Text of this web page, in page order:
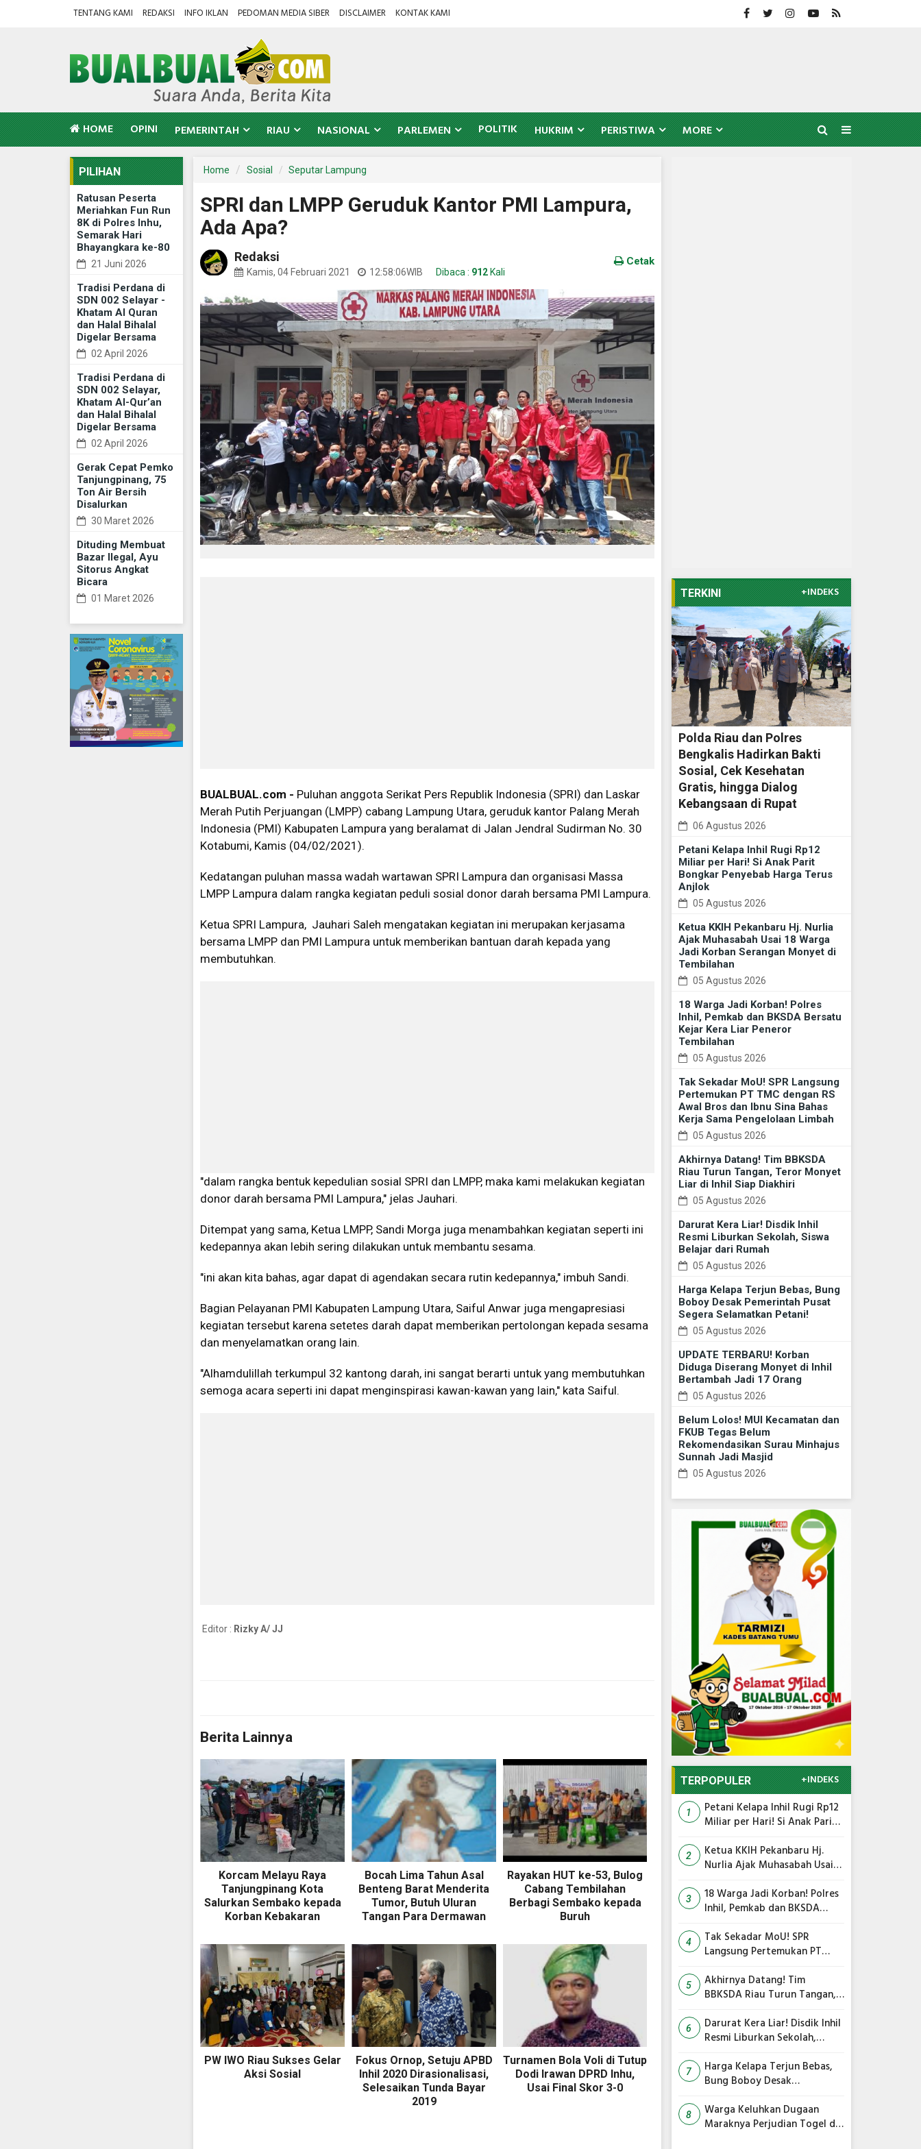
TENTANG KAMI REDAKSI INFO IKLAN PEDOMAN MEDIA SIBER DISCLAIMER KONTAK KAMI
HOME OPINI PEMERINTAH RIAU NASIONAL PARLEMEN POLITIK HUKRIM PERISTIWA MORE
PILIHAN
Ratusan Peserta
Meriahkan Fun Run
8K di Polres Inhu,
Semarak Hari
Bhayangkara ke-80
21 Juni 2026
Tradisi Perdana di
SDN 002 Selayar -
Khatam Al Quran
dan Halal Bihalal
Digelar Bersama
02 April 2026
Tradisi Perdana di
SDN 002 Selayar,
Khatam Al-Qur’an
dan Halal Bihalal
Digelar Bersama
02 April 2026
Gerak Cepat Pemko
Tanjungpinang, 75
Ton Air Bersih
Disalurkan
30 Maret 2026
Dituding Membuat
Bazar Ilegal, Ayu
Sitorus Angkat
Bicara
01 Maret 2026
Home Sosial Seputar Lampung
SPRI dan LMPP Geruduk Kantor PMI Lampura,
Ada Apa?
Redaksi
Kamis, 04 Februari 2021 12:58:06WIB Dibaca : 912 Kali
Cetak
BUALBUAL.com - Puluhan anggota Serikat Pers Republik Indonesia (SPRI) dan Laskar
Merah Putih Perjuangan (LMPP) cabang Lampung Utara, geruduk kantor Palang Merah
Indonesia (PMI) Kabupaten Lampura yang beralamat di Jalan Jendral Sudirman No. 30
Kotabumi, Kamis (04/02/2021).
Kedatangan puluhan massa wadah wartawan SPRI Lampura dan organisasi Massa
LMPP Lampura dalam rangka kegiatan peduli sosial donor darah bersama PMI Lampura.
Ketua SPRI Lampura, Jauhari Saleh mengatakan kegiatan ini merupakan kerjasama
bersama LMPP dan PMI Lampura untuk memberikan bantuan darah kepada yang
membutuhkan.
"dalam rangka bentuk kepedulian sosial SPRI dan LMPP, maka kami melakukan kegiatan
donor darah bersama PMI Lampura," jelas Jauhari.
Ditempat yang sama, Ketua LMPP, Sandi Morga juga menambahkan kegiatan seperti ini
kedepannya akan lebih sering dilakukan untuk membantu sesama.
"ini akan kita bahas, agar dapat di agendakan secara rutin kedepannya," imbuh Sandi.
Bagian Pelayanan PMI Kabupaten Lampung Utara, Saiful Anwar juga mengapresiasi
kegiatan tersebut karena setetes darah dapat memberikan pertolongan kepada sesama
dan menyelamatkan orang lain.
"Alhamdulillah terkumpul 32 kantong darah, ini sangat berarti untuk yang membutuhkan
semoga acara seperti ini dapat menginspirasi kawan-kawan yang lain," kata Saiful.
Editor : Rizky A/ JJ
Berita Lainnya
Korcam Melayu Raya
Tanjungpinang Kota
Salurkan Sembako kepada
Korban Kebakaran
Bocah Lima Tahun Asal
Benteng Barat Menderita
Tumor, Butuh Uluran
Tangan Para Dermawan
Rayakan HUT ke-53, Bulog
Cabang Tembilahan
Berbagi Sembako kepada
Buruh
PW IWO Riau Sukses Gelar
Aksi Sosial
Fokus Ornop, Setuju APBD
Inhil 2020 Dirasionalisasi,
Selesaikan Tunda Bayar
2019
Turnamen Bola Voli di Tutup
Dodi Irawan DPRD Inhu,
Usai Final Skor 3-0
TERKINI +INDEKS
Polda Riau dan Polres
Bengkalis Hadirkan Bakti
Sosial, Cek Kesehatan
Gratis, hingga Dialog
Kebangsaan di Rupat
06 Agustus 2026
Petani Kelapa Inhil Rugi Rp12
Miliar per Hari! Si Anak Parit
Bongkar Penyebab Harga Terus
Anjlok
05 Agustus 2026
Ketua KKIH Pekanbaru Hj. Nurlia
Ajak Muhasabah Usai 18 Warga
Jadi Korban Serangan Monyet di
Tembilahan
05 Agustus 2026
18 Warga Jadi Korban! Polres
Inhil, Pemkab dan BKSDA Bersatu
Kejar Kera Liar Peneror
Tembilahan
05 Agustus 2026
Tak Sekadar MoU! SPR Langsung
Pertemukan PT TMC dengan RS
Awal Bros dan Ibnu Sina Bahas
Kerja Sama Pengelolaan Limbah
05 Agustus 2026
Akhirnya Datang! Tim BBKSDA
Riau Turun Tangan, Teror Monyet
Liar di Inhil Siap Diakhiri
05 Agustus 2026
Darurat Kera Liar! Disdik Inhil
Resmi Liburkan Sekolah, Siswa
Belajar dari Rumah
05 Agustus 2026
Harga Kelapa Terjun Bebas, Bung
Boboy Desak Pemerintah Pusat
Segera Selamatkan Petani!
05 Agustus 2026
UPDATE TERBARU! Korban
Diduga Diserang Monyet di Inhil
Bertambah Jadi 17 Orang
05 Agustus 2026
Belum Lolos! MUI Kecamatan dan
FKUB Tegas Belum
Rekomendasikan Surau Minhajus
Sunnah Jadi Masjid
05 Agustus 2026
TERPOPULER +INDEKS
1
Petani Kelapa Inhil Rugi Rp12
Miliar per Hari! Si Anak Parit
Terus Anjlok
2
Ketua KKIH Pekanbaru Hj.
Nurlia Ajak Muhasabah Usai
Serangan Monyet di
Tembilahan
3
18 Warga Jadi Korban! Polres
Inhil, Pemkab dan BKSDA
Peneror Tembilahan
4
Tak Sekadar MoU! SPR
Langsung Pertemukan PT
dan Ibnu Sina Bahas Kerja
Sama Pengelolaan Limbah
5
Akhirnya Datang! Tim
BBKSDA Riau Turun Tangan,
Siap Diakhiri
6
Darurat Kera Liar! Disdik Inhil
Resmi Liburkan Sekolah,
7
Harga Kelapa Terjun Bebas,
Bung Boboy Desak
Selamatkan Petani!
8
Warga Keluhkan Dugaan
Maraknya Perjudian Togel di